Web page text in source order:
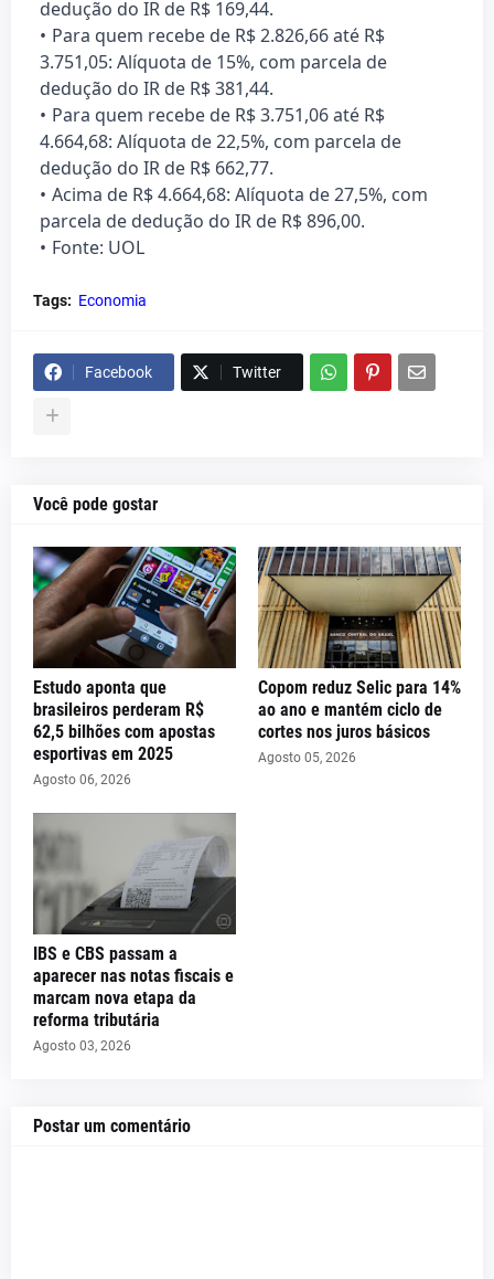
dedução do IR de R$ 169,44.
Para quem recebe de R$ 2.826,66 até R$
3.751,05: Alíquota de 15%, com parcela de
dedução do IR de R$ 381,44.
Para quem recebe de R$ 3.751,06 até R$
4.664,68: Alíquota de 22,5%, com parcela de
dedução do IR de R$ 662,77.
Acima de R$ 4.664,68: Alíquota de 27,5%, com
parcela de dedução do IR de R$ 896,00.
Fonte: UOL
Tags: Economia
Facebook Twitter
Você pode gostar
Estudo aponta que
brasileiros perderam R$
62,5 bilhões com apostas
esportivas em 2025
Agosto 06, 2026
Copom reduz Selic para 14%
ao ano e mantém ciclo de
cortes nos juros básicos
Agosto 05, 2026
IBS e CBS passam a
aparecer nas notas fiscais e
marcam nova etapa da
reforma tributária
Agosto 03, 2026
Postar um comentário